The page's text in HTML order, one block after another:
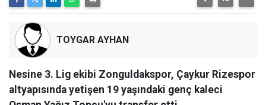
TOYGAR AYHAN
Nesine 3. Lig ekibi Zonguldakspor, Çaykur Rizespor
altyapısında yetişen 19 yaşındaki genç kaleci